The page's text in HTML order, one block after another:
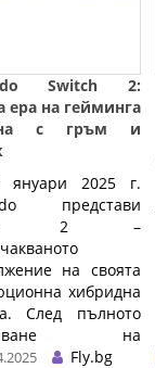
Switch 2:
ера на гейминга
с гръм и
2025 г.
представи
2 –
на своята
хибридна
След пълното
на
по време на
Fly.bg